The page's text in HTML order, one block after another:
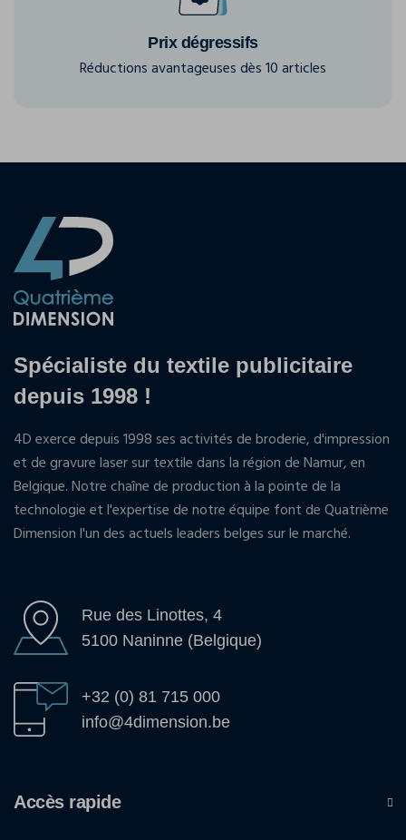
Prix dégressifs
Réductions avantageuses dès 10 articles
Spécialiste du textile publicitaire
depuis 1998 !
4D exerce depuis 1998 ses activités de broderie, d'impression
et de gravure laser sur textile dans la région de Namur, en
Belgique. Notre chaîne de production à la pointe de la
technologie et l'expertise de notre équipe font de Quatrième
Dimension l'un des actuels leaders belges sur le marché.
Rue des Linottes, 4
5100 Naninne (Belgique)
+32 (0) 81 715 000
info@4dimension.be
Accès rapide